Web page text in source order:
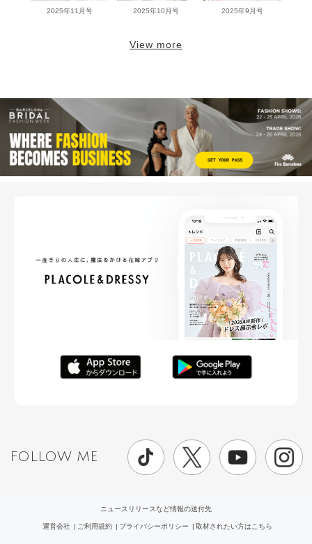
2025年11月号 2025年10月号 2025年9月号
View more
FOLLOW ME
ニュースリリースなど情報の送付先
運営会社 ご利用規約 プライバシーポリシー 取材されたい方はこちら